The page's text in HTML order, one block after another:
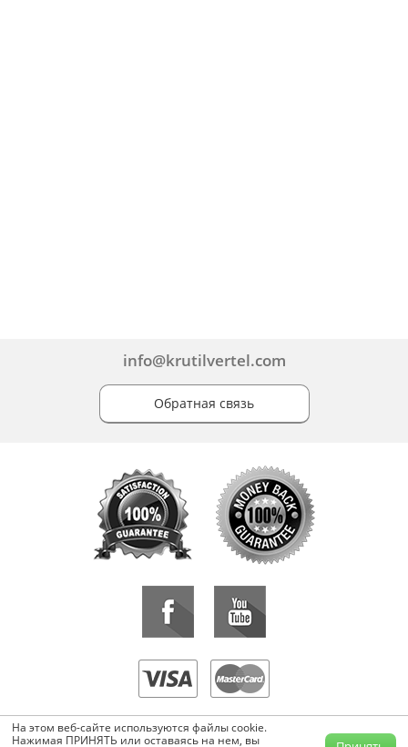
info@krutilvertel.com
Обратная связь
«KrutilVertel» © 2015-2026 Все права защищены.
Копирование, перепечатка, либо использование материалов данной
На этом веб-сайте используются файлы cookie.
Нажимая ПРИНЯТЬ или оставаясь на нем, вы